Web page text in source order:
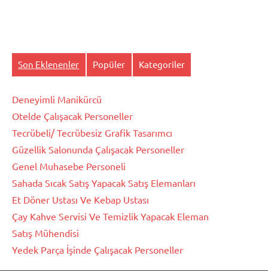
Son Eklenenler Popüler Kategoriler
Deneyimli Manikürcü
Otelde Çalışacak Personeller
Tecrübeli/ Tecrübesiz Grafik Tasarımcı
Güzellik Salonunda Çalışacak Personeller
Genel Muhasebe Personeli
Sahada Sıcak Satış Yapacak Satış Elemanları
Et Döner Ustası Ve Kebap Ustası
Çay Kahve Servisi Ve Temizlik Yapacak Eleman
Satış Mühendisi
Yedek Parça İşinde Çalışacak Personeller